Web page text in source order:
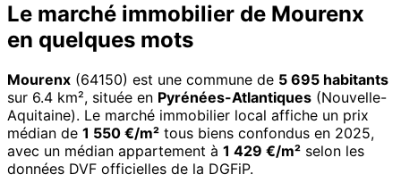
Le marché immobilier de Mourenx
en quelques mots
Mourenx (64150) est une commune de 5 695 habitants
sur 6.4 km², située en Pyrénées-Atlantiques (Nouvelle-
Aquitaine). Le marché immobilier local affiche un prix
médian de 1 550 €/m² tous biens confondus en 2025,
avec un médian appartement à 1 429 €/m² selon les
données DVF officielles de la DGFiP.